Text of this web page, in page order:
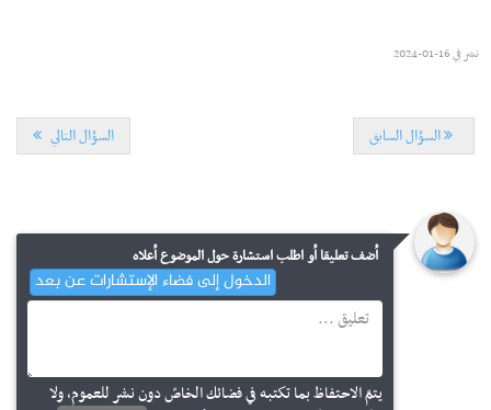
مستجدات
مناظرة الالتحاق بالتكوين في مستوى مؤهل التقني السامي في
نشر في16-01-2024
ماهي إمتيازات التكوين المهني بالجيش ؟
السؤال السابق السؤال التالي
أضف تعليقا أو اطلب استشارة حول الموضوع أعلاه
الدخول إلى فضاء الإستشارات عن بعد
يتمّ الاحتفاظ بما تكتبه في فضائك الخاصّ دون نشر للعموم، ولا